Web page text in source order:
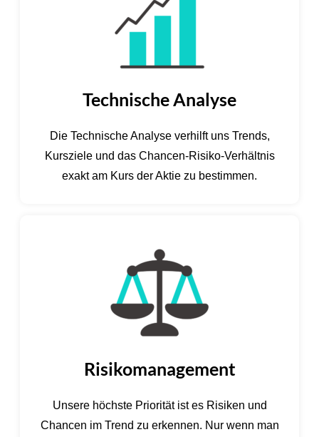
Technische Analyse
Die Technische Analyse verhilft uns Trends,
Kursziele und das Chancen-Risiko-Verhältnis
exakt am Kurs der Aktie zu bestimmen.
Risikomanagement
Unsere höchste Priorität ist es Risiken und
Chancen im Trend zu erkennen. Nur wenn man